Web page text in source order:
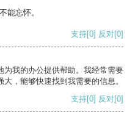
能忘怀。
支持[0] 反对[0]
为我的办公提供帮助。我经常需要
，能够快速找到我需要的信息。
支持[0] 反对[0]